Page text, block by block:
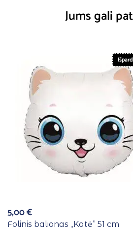
Jums gali
5,00€
Folinis balionas ,,Katė” 51 cm